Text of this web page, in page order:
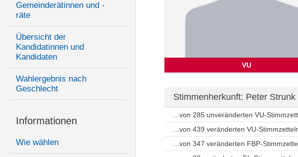
Gemeinderätinnen und -
räte
Übersicht der
Kandidatinnen und
Kandidaten
Wahlergebnis nach
Geschlecht
Informationen
Wie wählen
VU
Stimmenherkunft: Peter Strunk
...von 285 unveränderten VU-
...von 439 veränderten VU-
...von 347 veränderten FBP-